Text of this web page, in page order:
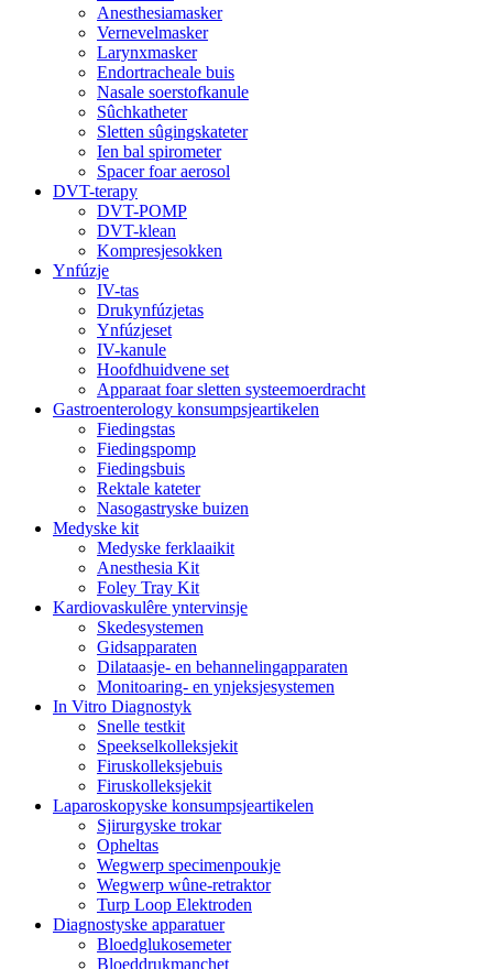
Anesthesiamasker
Vernevelmasker
Larynxmasker
Endortracheale buis
Nasale soerstofkanule
Sûchkatheter
Sletten sûgingskateter
Ien bal spirometer
Spacer foar aerosol
DVT-terapy
DVT-POMP
DVT-klean
Kompresjesokken
Ynfúzje
IV-tas
Drukynfúzjetas
Ynfúzjeset
IV-kanule
Hoofdhuidvene set
Apparaat foar sletten systeemoerdracht
Gastroenterology konsumpsjeartikelen
Fiedingstas
Fiedingspomp
Fiedingsbuis
Rektale kateter
Nasogastryske buizen
Medyske kit
Medyske ferklaaikit
Anesthesia Kit
Foley Tray Kit
Kardiovaskulêre yntervinsje
Skedesystemen
Gidsapparaten
Dilataasje- en behannelingapparaten
Monitoaring- en ynjeksjesystemen
In Vitro Diagnostyk
Snelle testkit
Speekselkolleksjekit
Firuskolleksjebuis
Firuskolleksjekit
Laparoskopyske konsumpsjeartikelen
Sjirurgyske trokar
Opheltas
Wegwerp specimenpoukje
Wegwerp wûne-retraktor
Turp Loop Elektroden
Diagnostyske apparatuer
Bloedglukosemeter
Bloeddrukmanchet